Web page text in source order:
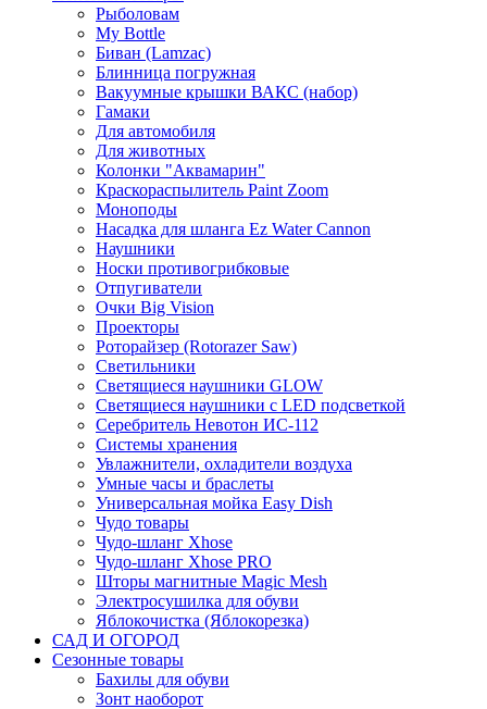
Рыболовам
My Bottle
Биван (Lamzac)
Блинница погружная
Вакуумные крышки ВАКС (набор)
Гамаки
Для автомобиля
Для животных
Колонки "Аквамарин"
Краскораспылитель Paint Zoom
Моноподы
Насадка для шланга Ez Water Cannon
Наушники
Носки противогрибковые
Отпугиватели
Очки Big Vision
Проекторы
Роторайзер (Rotorazer Saw)
Светильники
Светящиеся наушники GLOW
Светящиеся наушники с LED подсветкой
Серебритель Невотон ИС-112
Системы хранения
Увлажнители, охладители воздуха
Умные часы и браслеты
Универсальная мойка Easy Dish
Чудо товары
Чудо-шланг Xhose
Чудо-шланг Xhose PRO
Шторы магнитные Magic Mesh
Электросушилка для обуви
Яблокочистка (Яблокорезка)
САД И ОГОРОД
Сезонные товары
Бахилы для обуви
Зонт наоборот